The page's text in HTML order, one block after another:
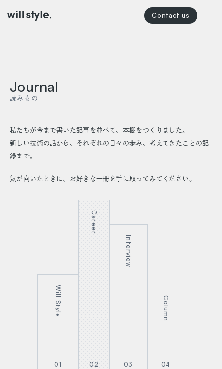
本文までスキップする
メ
読みもの
Journal
私たちが今まで書いた記事を並べて、本棚をつくりました。
新しい技術の話から、それぞれの日々の歩み、考えてきたことの記
録まで。
気が向いたときに、お好きな一冊を手に取ってみてください。
Will Style
01
Career
02
Interview
03
Column
04